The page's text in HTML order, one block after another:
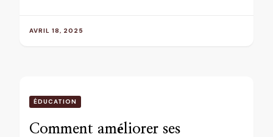
AVRIL 18, 2025
ÉDUCATION
Comment améliorer ses